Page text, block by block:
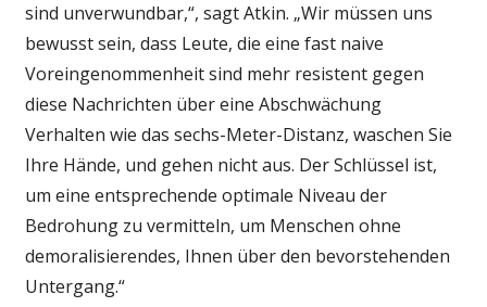
sind unverwundbar,“, sagt Atkin. „Wir müssen uns
bewusst sein, dass Leute, die eine fast naive
Voreingenommenheit sind mehr resistent gegen
diese Nachrichten über eine Abschwächung
Verhalten wie das sechs-Meter-Distanz, waschen Sie
Ihre Hände, und gehen nicht aus. Der Schlüssel ist,
um eine entsprechende optimale Niveau der
Bedrohung zu vermitteln, um Menschen ohne
demoralisierendes, Ihnen über den bevorstehenden
Untergang.“